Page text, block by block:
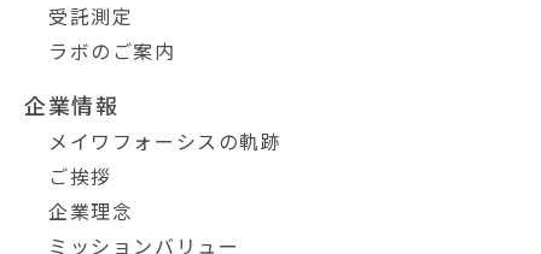
受託測定
ラボのご案内
企業情報
メイワフォーシスの軌跡
ご挨拶
企業理念
ミッションバリュー